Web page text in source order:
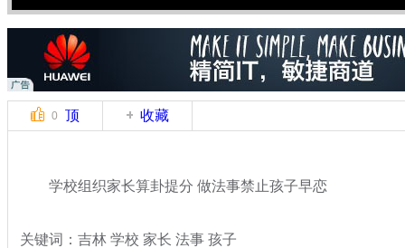
0 顶 收藏
学校组织家长算卦提分 做法事禁止孩子早恋
关键词：吉林 学校 家长 法事 孩子